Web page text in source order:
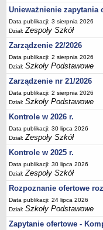
Deklaracja dostępności
PORADNIE
Zespół Poradni
BIURO FINANSÓW OŚWIATY
Dane podstawowe
Statut
Majątek
Godziny dyżurów
Ogłoszenia
Zarządzenia
Rejestry, ewidencje,
Kontrole
PONOWNE
Sprawozdania
Deklaracja dostępności
DEKLARACJA DOSTĘPNOŚCI
Unieważnienie zapytania
Data publikacji: 3 sierpnia 2026
Dział:Zespoły Szkół
Zarządzenie 22/2026
Data publikacji: 2 sierpnia 2026
Dział:Szkoły Podstawowe
Zarządzenie nr 21/2026
Data publikacji: 2 sierpnia 2026
Dział:Szkoły Podstawowe
Kontrole w 2026 r.
Data publikacji: 30 lipca 2026
Dział:Zespoły Szkół
Kontrole w 2025 r.
Data publikacji: 30 lipca 2026
Dział:Zespoły Szkół
Rozpoznanie ofertowe
Data publikacji: 24 lipca 2026
Dział:Szkoły Podstawowe
Zapytanie ofertowe -